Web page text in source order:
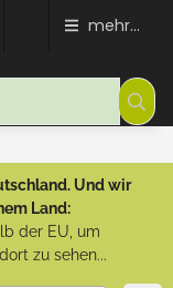
mehr...
Und wir
Land:
der EU, um
zu sehen...